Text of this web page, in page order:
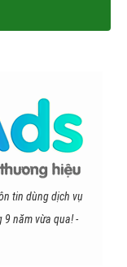
tin dùng dịch vụ
năm vừa qua! -